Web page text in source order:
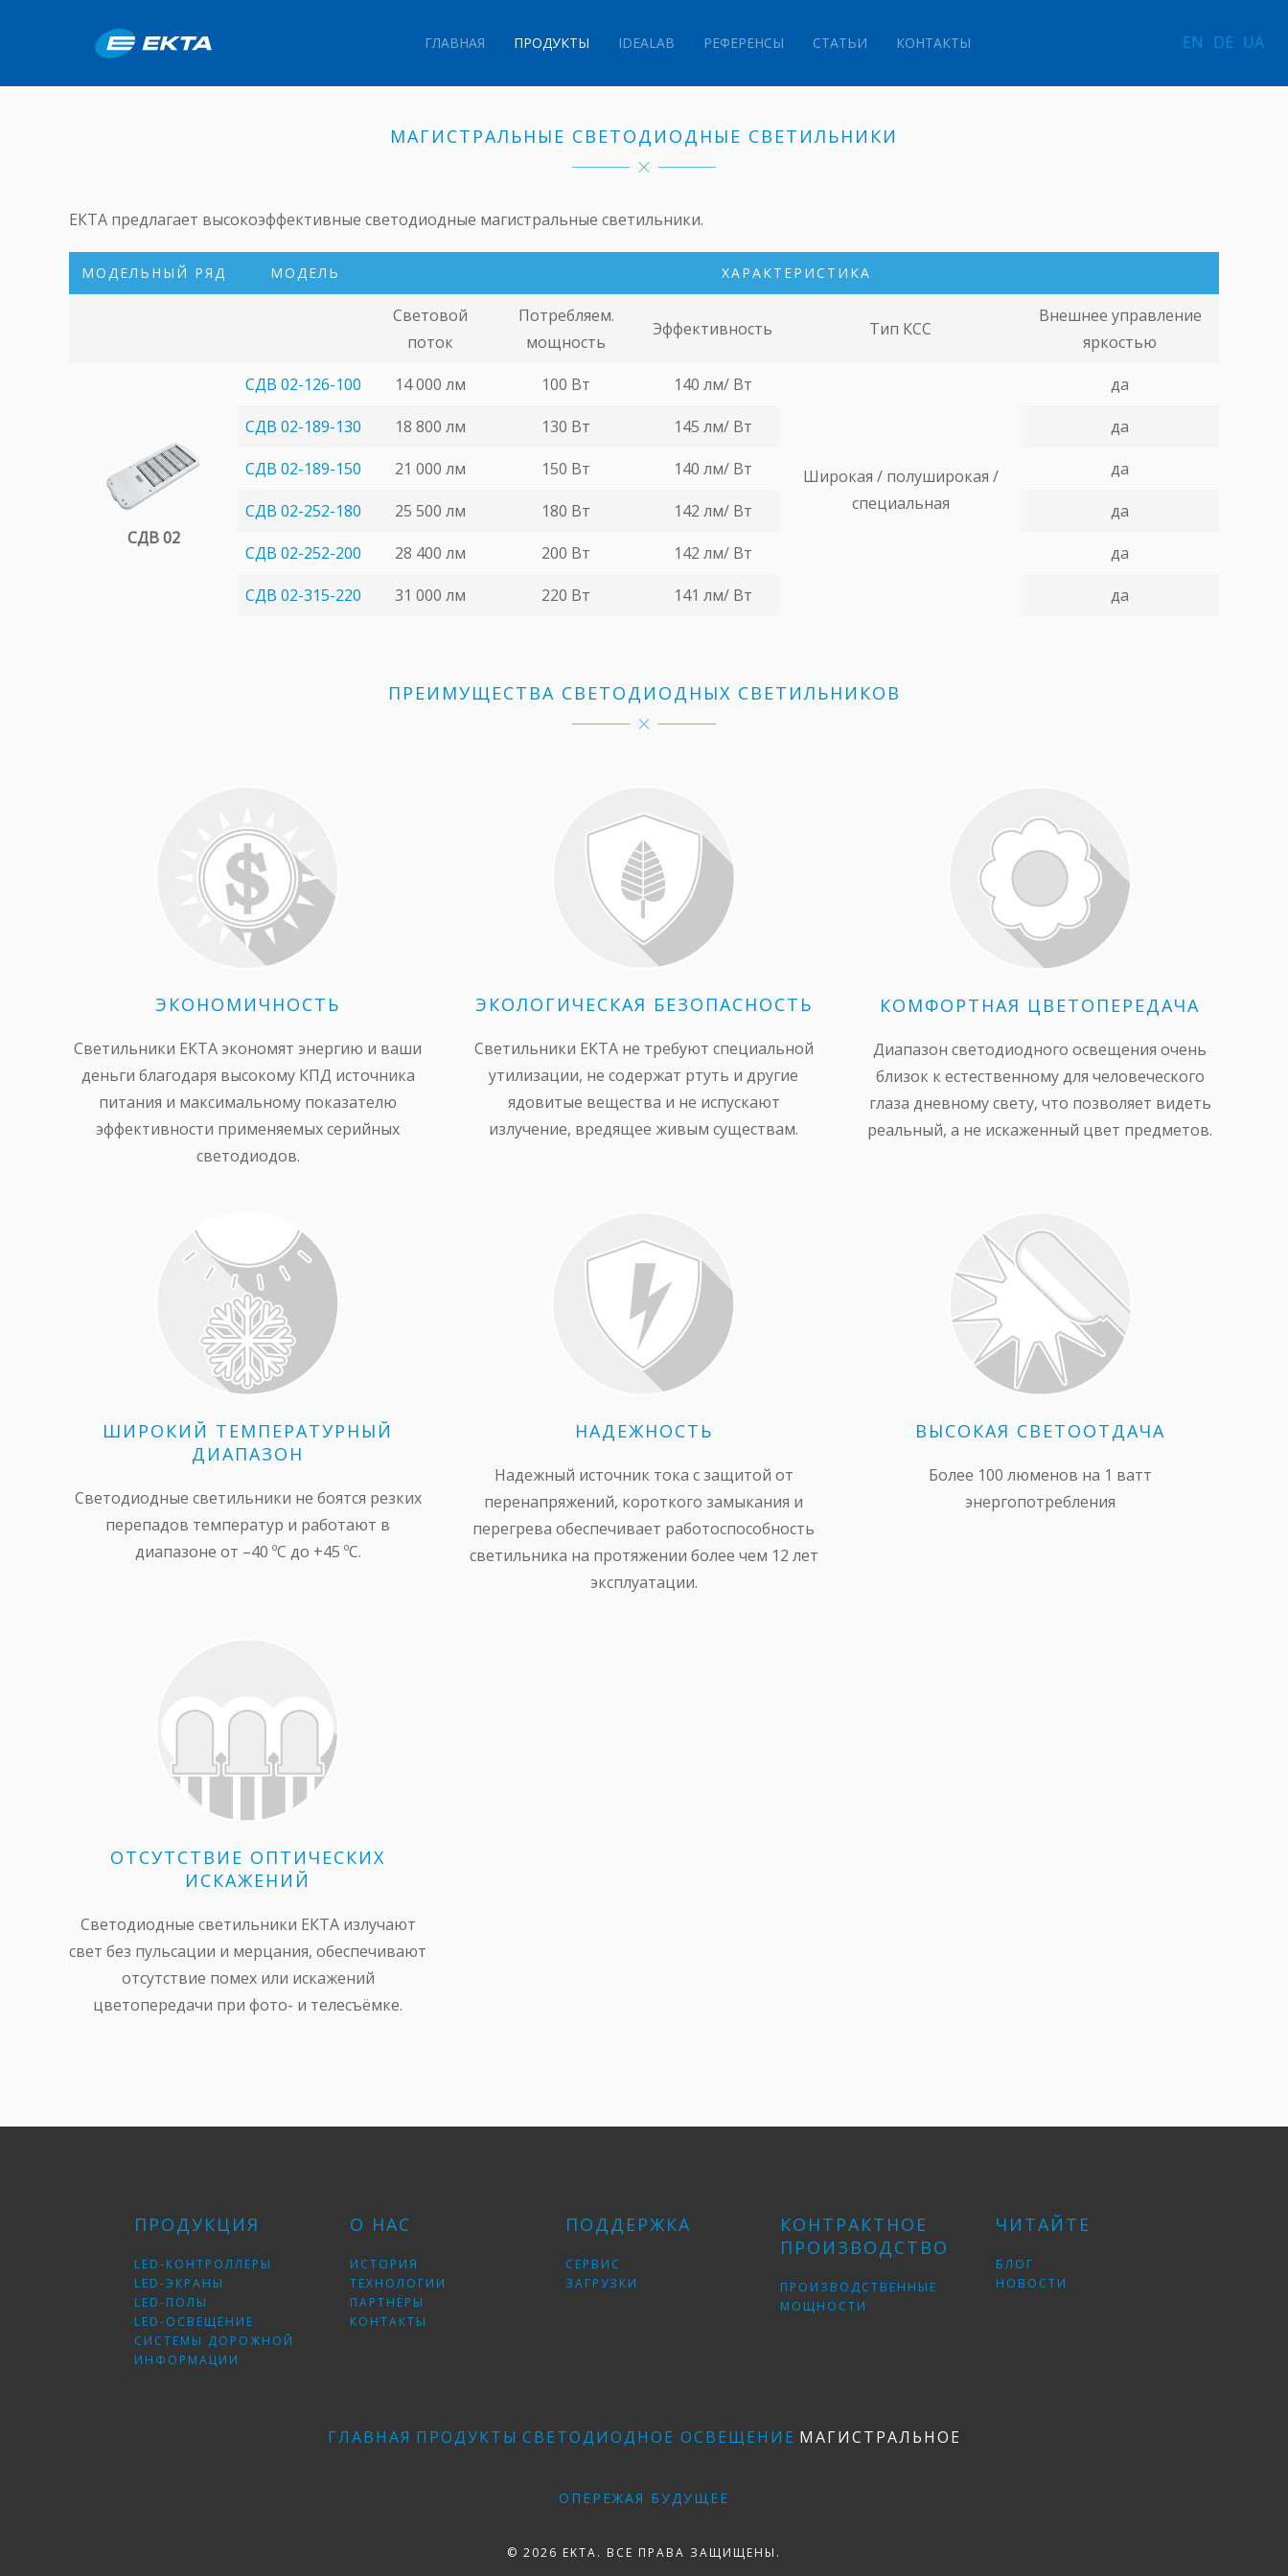
ГЛАВНАЯ ПРОДУКТЫ IDEALAB РЕФЕРЕНСЫ СТАТЬИ КОНТАКТЫ EN DE UA
МАГИСТРАЛЬНЫЕ СВЕТОДИОДНЫЕ СВЕТИЛЬНИКИ
ЕКТА предлагает высокоэффективные светодиодные магистральные светильники.
МОДЕЛЬНЫЙ РЯД МОДЕЛЬ ХАРАКТЕРИСТИКА
Световой
поток
Потребляем.
мощность
Эффективность Тип КСС
Внешнее управление
яркостью
СДВ 02
СДВ 02-126-100 14 000 лм 100 Вт 140 лм/ Вт
Широкая / полуширокая /
специальная
да
СДВ 02-189-130
18 800 лм 130 Вт 145 лм/ Вт
да
СДВ 02-189-150
21 000 лм 150 Вт 140 лм/ Вт
да
СДВ 02-252-180
25 500 лм 180 Вт 142 лм/ Вт
да
СДВ 02-252-200
28 400 лм 200 Вт 142 лм/ Вт
да
СДВ 02-315-220
31 000 лм 220 Вт 141 лм/ Вт да
ПРЕИМУЩЕСТВА СВЕТОДИОДНЫХ СВЕТИЛЬНИКОВ
ЭКОНОМИЧНОСТЬ
Светильники ЕКТА экономят энергию и ваши
деньги благодаря высокому КПД источника
питания и максимальному показателю
эффективности применяемых серийных
светодиодов.
ЭКОЛОГИЧЕСКАЯ БЕЗОПАСНОСТЬ
Светильники ЕКТА не требуют специальной
утилизации, не содержат ртуть и другие
ядовитые вещества и не испускают
излучение, вредящее живым существам.
КОМФОРТНАЯ ЦВЕТОПЕРЕДАЧА
Диапазон светодиодного освещения очень
близок к естественному для человеческого
глаза дневному свету, что позволяет видеть
реальный, а не искаженный цвет предметов.
ШИРОКИЙ ТЕМПЕРАТУРНЫЙ
ДИАПАЗОН
Светодиодные светильники не боятся резких
перепадов температур и работают в
диапазоне от –40 ºС до +45 ºС.
НАДЕЖНОСТЬ
Надежный источник тока с защитой от
перенапряжений, короткого замыкания и
перегрева обеспечивает работоспособность
светильника на протяжении более чем 12 лет
эксплуатации.
ВЫСОКАЯ СВЕТООТДАЧА
Более 100 люменов на 1 ватт
энергопотребления
ОТСУТСТВИЕ ОПТИЧЕСКИХ
ИСКАЖЕНИЙ
Светодиодные светильники ЕКТА излучают
свет без пульсации и мерцания, обеспечивают
отсутствие помех или искажений
цветопередачи при фото- и телесъёмке.
ПРОДУКЦИЯ
LED-КОНТРОЛЛЕРЫ
LED-ЭКРАНЫ
LED-ПОЛЫ
LED-ОСВЕЩЕНИЕ
СИСТЕМЫ ДОРОЖНОЙ
ИНФОРМАЦИИ
О НАС
ИСТОРИЯ
ТЕХНОЛОГИИ
ПАРТНЁРЫ
КОНТАКТЫ
ПОДДЕРЖКА
СЕРВИС
ЗАГРУЗКИ
КОНТРАКТНОЕ
ПРОИЗВОДСТВО
ПРОИЗВОДСТВЕННЫЕ
МОЩНОСТИ
ЧИТАЙТЕ
БЛОГ
НОВОСТИ
ГЛАВНАЯ ПРОДУКТЫ СВЕТОДИОДНОЕ ОСВЕЩЕНИЕ МАГИСТРАЛЬНОЕ
ОПЕРЕЖАЯ БУДУЩЕЕ
© 2026 EKTA. ВСЕ ПРАВА ЗАЩИЩЕНЫ.